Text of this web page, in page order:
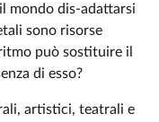
mondo dis-adattarsi
sono risorse
può sostituire il
di esso?
artistici, teatrali e